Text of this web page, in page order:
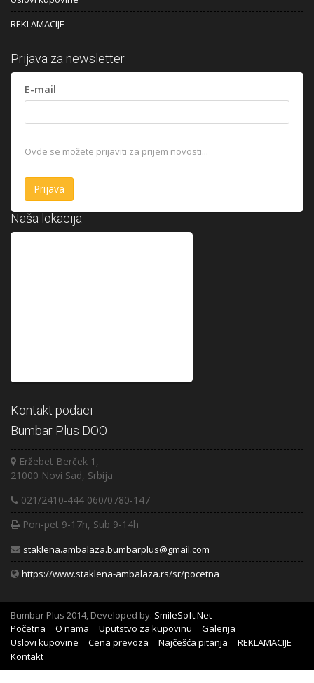
REKLAMACIJE
Prijava za newsletter
E-mail
Ovde se možete prijaviti za prijem novosti...
Naša lokacija
Kontakt podaci
Bumbar Plus DOO
Eržebet Berček 1,
21000 Novi Sad, Srbija
021/2410-444 060/0780-147
Pon-pet 9-17h, Sub 9-14h
staklena.ambalaza.bumbarplus@gmail.com
https://www.staklena-ambalaza.rs/sr/pocetna
Bumbar Plus 2014, Developed by: SmileSoft.Net
Početna
O nama Uputstvo za kupovinu
Galerija
Uslovi kupovine
Cena prevoza Najčešća pitanja
REKLAMACIJE
Kontakt